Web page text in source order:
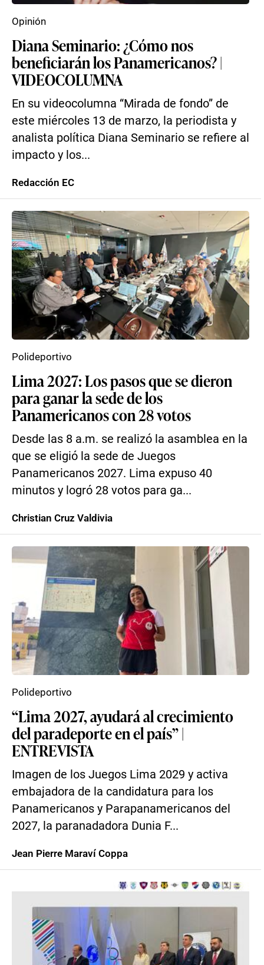
Diana Seminario: ¿Cómo nos
beneficiarán los Panamericanos? |
VIDEOCOLUMNA
En su videocolumna “Mirada de fondo” de
este miércoles 13 de marzo, la periodista y
analista política Diana Seminario se refiere al
impacto y los...
Opinión
Redacción EC
Lima 2027: Los pasos que se dieron
para ganar la sede de los
Panamericanos con 28 votos
Desde las 8 a.m. se realizó la asamblea en la
que se eligió la sede de Juegos
Panamericanos 2027. Lima expuso 40
minutos y logró 28 votos para ga...
Polideportivo
Christian Cruz Valdivia
“Lima 2027, ayudará al crecimiento
del paradeporte en el país” |
ENTREVISTA
Imagen de los Juegos Lima 2029 y activa
embajadora de la candidatura para los
Panamericanos y Parapanamericanos del
2027, la paranadadora Dunia F...
Polideportivo
Jean Pierre Maraví Coppa